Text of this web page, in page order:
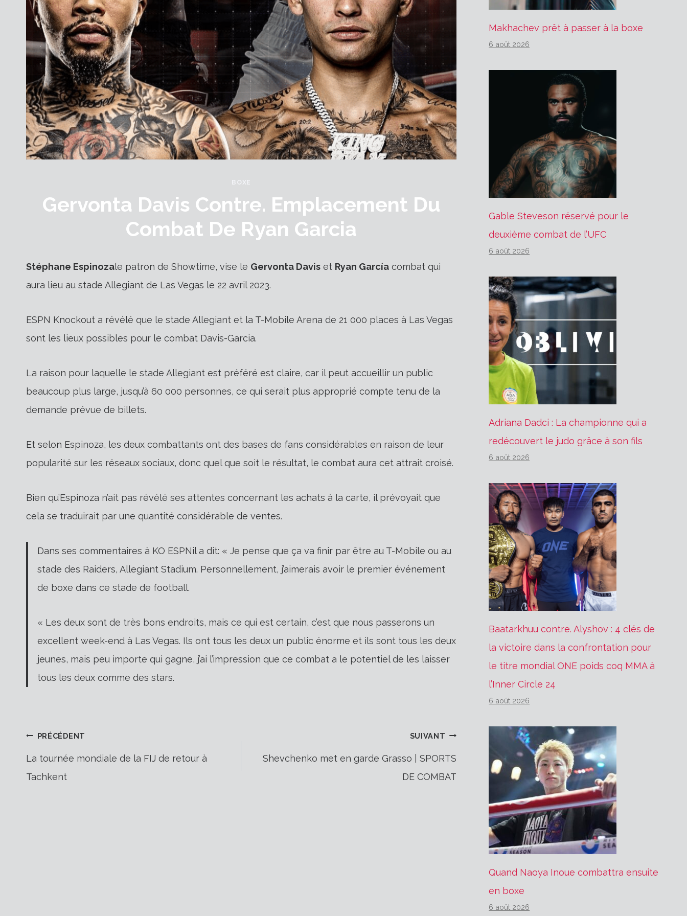
BOXE
Gervonta Davis Contre. Emplacement Du
Combat De Ryan Garcia
Stéphane Espinozale patron de Showtime, vise le Gervonta Davis et Ryan García combat qui
aura lieu au stade Allegiant de Las Vegas le 22 avril 2023.
ESPN Knockout a révélé que le stade Allegiant et la T-Mobile Arena de 21 000 places à Las Vegas
sont les lieux possibles pour le combat Davis-Garcia.
La raison pour laquelle le stade Allegiant est préféré est claire, car il peut accueillir un public
beaucoup plus large, jusqu’à 60 000 personnes, ce qui serait plus approprié compte tenu de la
demande prévue de billets.
Et selon Espinoza, les deux combattants ont des bases de fans considérables en raison de leur
popularité sur les réseaux sociaux, donc quel que soit le résultat, le combat aura cet attrait croisé.
Bien qu’Espinoza n’ait pas révélé ses attentes concernant les achats à la carte, il prévoyait que
cela se traduirait par une quantité considérable de ventes.
Dans ses commentaires à KO ESPNil a dit: « Je pense que ça va finir par être au T-Mobile ou au
stade des Raiders, Allegiant Stadium. Personnellement, j’aimerais avoir le premier événement
de boxe dans ce stade de football.
« Les deux sont de très bons endroits, mais ce qui est certain, c’est que nous passerons un
excellent week-end à Las Vegas. Ils ont tous les deux un public énorme et ils sont tous les deux
jeunes, mais peu importe qui gagne, j’ai l’impression que ce combat a le potentiel de les laisser
tous les deux comme des stars.
Navigation
PRÉCÉDENT
La tournée mondiale de la FIJ de retour à
Tachkent
SUIVANT
Shevchenko met en garde Grasso | SPORTS
DE COMBAT
Makhachev prêt à passer à la boxe
6 août 2026
Gable Steveson réservé pour le
deuxième combat de l’UFC
6 août 2026
Adriana Dadci : La championne qui a
redécouvert le judo grâce à son fils
6 août 2026
Baatarkhuu contre. Alyshov : 4 clés de
la victoire dans la confrontation pour
le titre mondial ONE poids coq MMA à
l’Inner Circle 24
6 août 2026
Quand Naoya Inoue combattra ensuite
en boxe
6 août 2026